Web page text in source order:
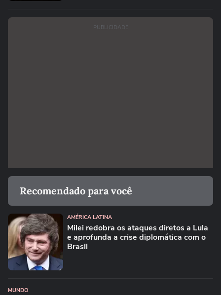
PUBLICIDADE
Recomendado para você
AMÉRICA LATINA
Milei redobra os ataques diretos a Lula
e aprofunda a crise diplomática com o
Brasil
MUNDO